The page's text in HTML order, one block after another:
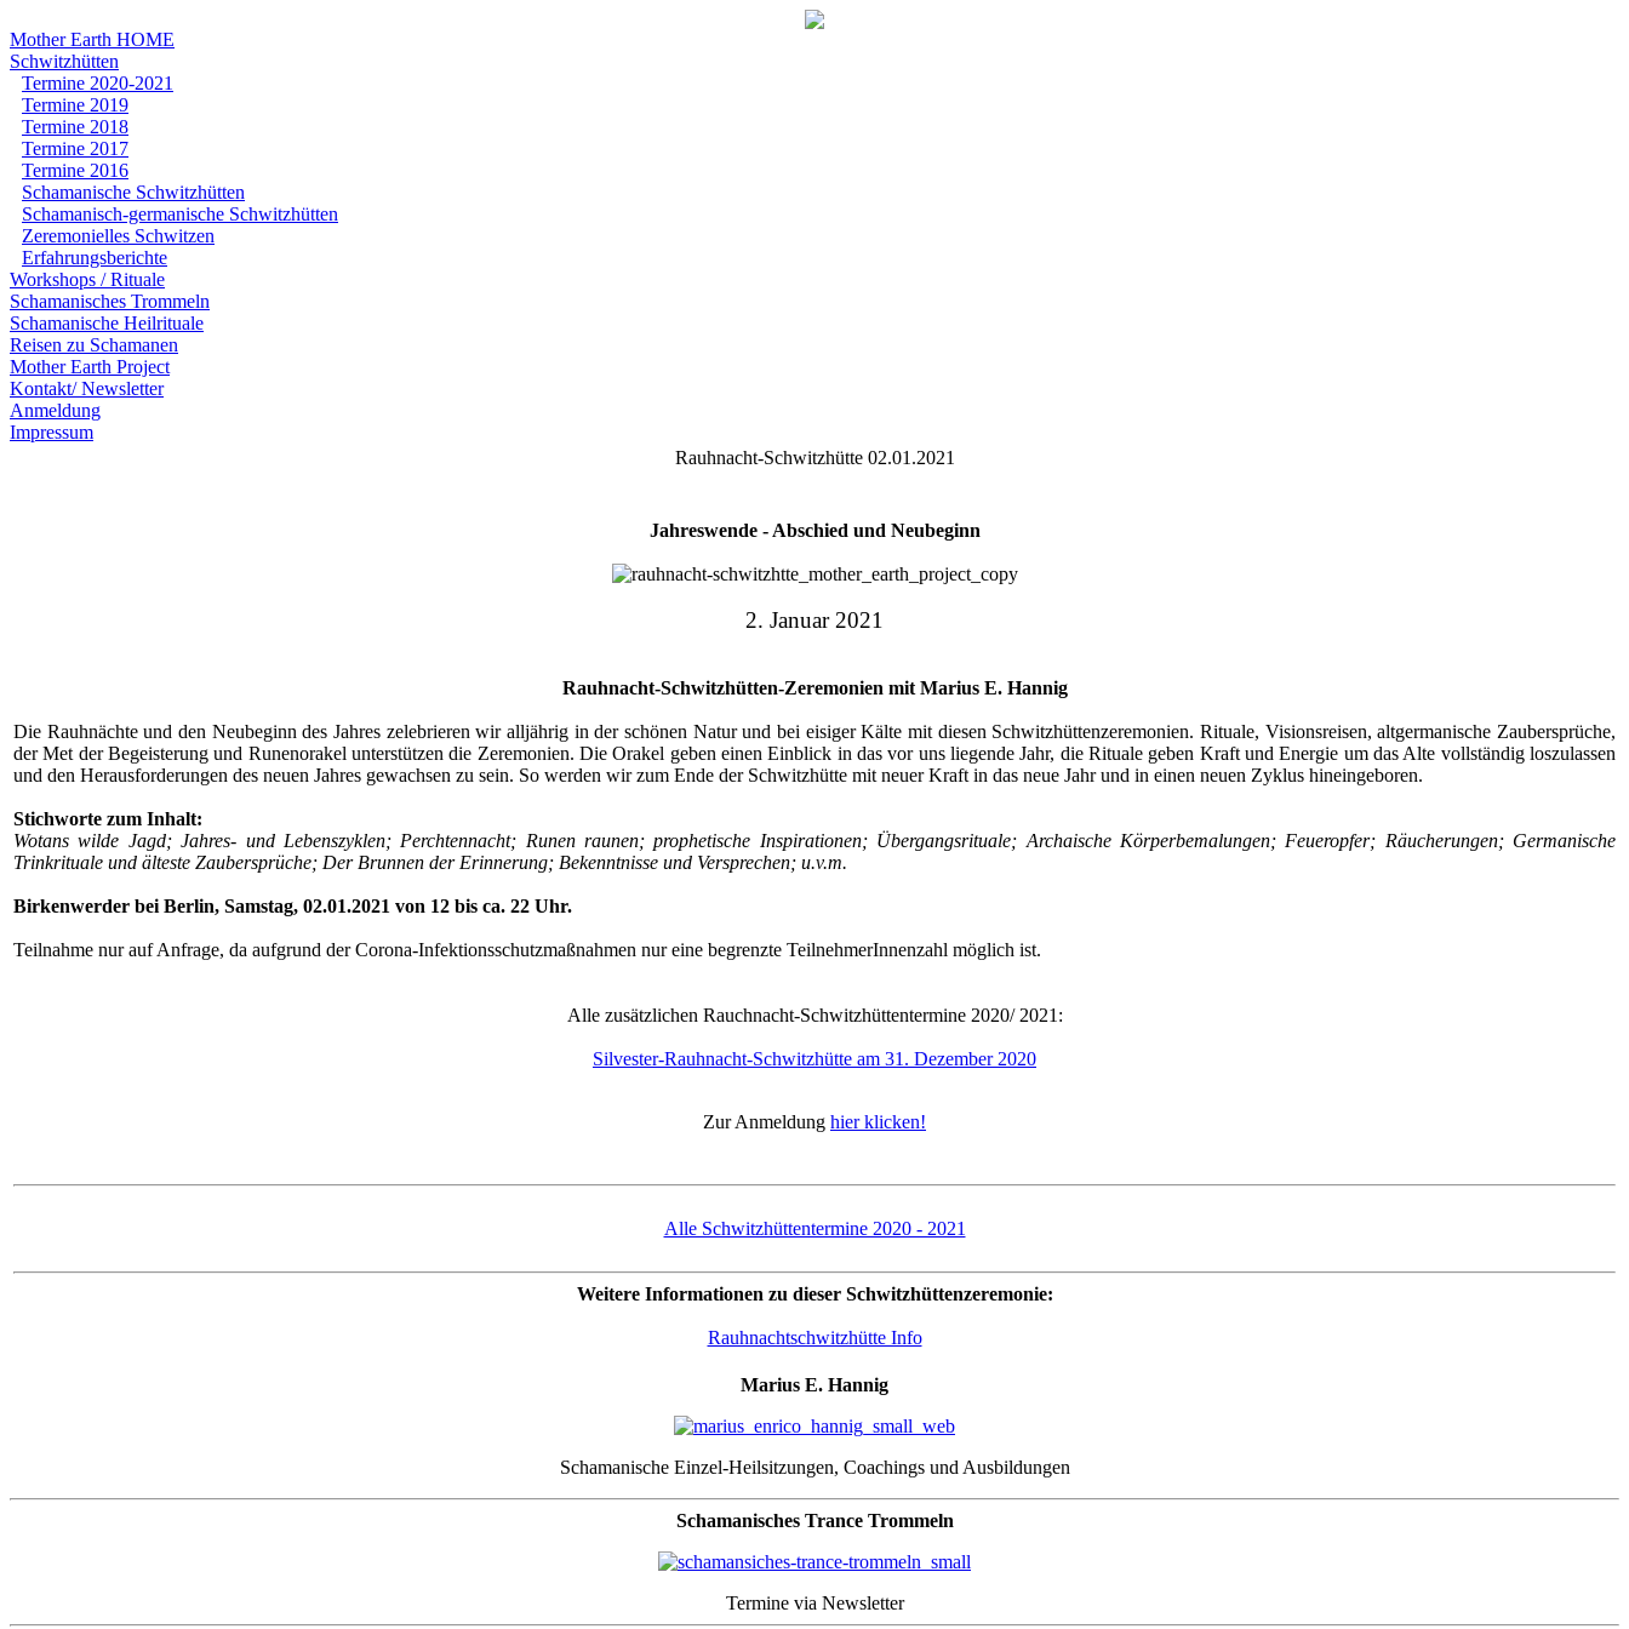
Mother Earth HOME
Schwitzhütten
Termine 2020-2021
Termine 2019
Termine 2018
Termine 2017
Termine 2016
Schamanische Schwitzhütten
Schamanisch-germanische Schwitzhütten
Zeremonielles Schwitzen
Erfahrungsberichte
Workshops / Rituale
Schamanisches Trommeln
Schamanische Heilrituale
Reisen zu Schamanen
Mother Earth Project
Kontakt/ Newsletter
Anmeldung
Impressum
Rauhnacht-Schwitzhütte 02.01.2021
Jahreswende - Abschied und Neubeginn
2. Januar 2021
Rauhnacht-Schwitzhütten-Zeremonien mit Marius E. Hannig
Die Rauhnächte und den Neubeginn des Jahres zelebrieren wir alljährig in der schönen Natur und bei eisiger Kälte mit diesen Schwitzhüttenzeremonien. Rituale, Visionsreisen, altgermanische Zaubersprüche,
der Met der Begeisterung und Runenorakel unterstützen die Zeremonien. Die Orakel geben einen Einblick in das vor uns liegende Jahr, die Rituale geben Kraft und Energie um das Alte vollständig loszulassen
und den Herausforderungen des neuen Jahres gewachsen zu sein. So werden wir zum Ende der Schwitzhütte mit neuer Kraft in das neue Jahr und in einen neuen Zyklus hineingeboren.
Stichworte zum Inhalt:
Wotans wilde Jagd; Jahres- und Lebenszyklen; Perchtennacht; Runen raunen; prophetische Inspirationen; Übergangsrituale; Archaische Körperbemalungen; Feueropfer; Räucherungen; Germanische
Trinkrituale und älteste Zaubersprüche; Der Brunnen der Erinnerung; Bekenntnisse und Versprechen; u.v.m.
Birkenwerder bei Berlin, Samstag, 02.01.2021 von 12 bis ca. 22 Uhr.
Teilnahme nur auf Anfrage, da aufgrund der Corona-Infektionsschutzmaßnahmen nur eine begrenzte TeilnehmerInnenzahl möglich ist.
Alle zusätzlichen Rauchnacht-Schwitzhüttentermine 2020/ 2021:
Silvester-Rauhnacht-Schwitzhütte am 31. Dezember 2020
Zur Anmeldung hier klicken!
Alle Schwitzhüttentermine 2020 - 2021
Weitere Informationen zu dieser Schwitzhüttenzeremonie:
Rauhnachtschwitzhütte Info
Marius E. Hannig
Schamanische Einzel-Heilsitzungen, Coachings und Ausbildungen
Schamanisches Trance Trommeln
Termine via Newsletter